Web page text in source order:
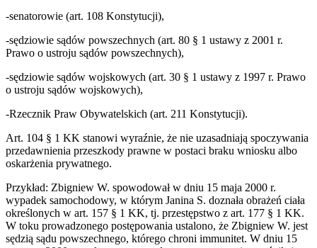
-senatorowie (art. 108 Konstytucji),
-sędziowie sądów powszechnych (art. 80 § 1 ustawy z 2001 r.
Prawo o ustroju sądów powszechnych),
-sędziowie sądów wojskowych (art. 30 § 1 ustawy z 1997 r. Prawo
o ustroju sądów wojskowych),
-Rzecznik Praw Obywatelskich (art. 211 Konstytucji).
Art. 104 § 1 KK stanowi wyraźnie, że nie uzasadniają spoczywania
przedawnienia przeszkody prawne w postaci braku wniosku albo
oskarżenia prywatnego.
Przykład: Zbigniew W. spowodował w dniu 15 maja 2000 r.
wypadek samochodowy, w którym Janina S. doznała obrażeń ciała
określonych w art. 157 § 1 KK, tj. przestępstwo z art. 177 § 1 KK.
W toku prowadzonego postępowania ustalono, że Zbigniew W. jest
sędzią sądu powszechnego, którego chroni immunitet. W dniu 15